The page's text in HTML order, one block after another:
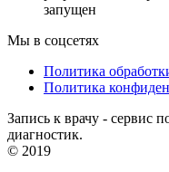
запущен
Мы в соцсетях
Политика
Политика
Запись к врачу - сервис
диагностик.
© 2019